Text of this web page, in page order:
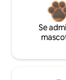
Se